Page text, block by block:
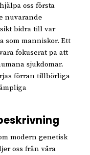
oss första
nuvarande
bidra till var
som manniskor. Ett
fokuserat pa att
sjukdomar.
förran tillbörliga
modern genetisk
oss från våra